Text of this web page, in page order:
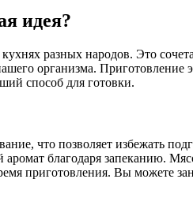
идея?
разных народов. Это
организма. Приготовление
способ для готовки.
что позволяет избежать
благодаря запеканию.
приготовления. Вы можете